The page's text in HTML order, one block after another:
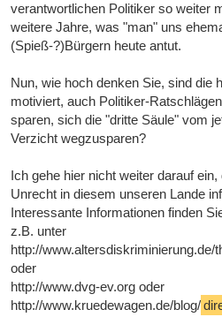
verantwortlichen Politiker so weiter
weitere Jahre, was "man" uns
(Spieß-?)Bürgern heute antut.
Nun, wie hoch denken Sie, sind die
motiviert, auch Politiker-
sparen, sich die "dritte Säule" vom
Verzicht wegzusparen?
Ich gehe hier nicht weiter darauf
Unrecht in diesem unseren Lande
Interessante Informationen finden
z.B. unter
http://www.altersdiskriminierung.de/
oder
http://www.dvg-ev.org oder
http://www.kruedewagen.de/blog/